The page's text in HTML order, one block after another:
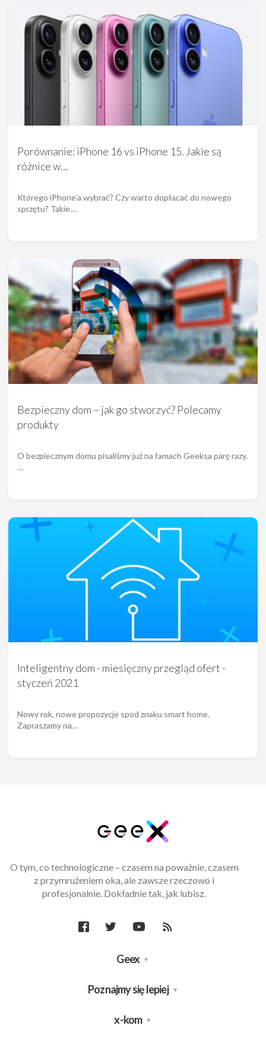
Porównanie: iPhone 16 vs iPhone 15. Jakie są
różnice w…
Którego iPhone’a wybrać? Czy warto dopłacać do nowego
sprzętu? Takie…
Bezpieczny dom – jak go stworzyć? Polecamy
produkty
O bezpiecznym domu pisaliśmy już na łamach Geeksa parę razy.
…
Inteligentny dom - miesięczny przegląd ofert -
styczeń 2021
Nowy rok, nowe propozycje spod znaku smart home.
Zapraszamy na…
O tym, co technologiczne – czasem na poważnie, czasem
z przymrużeniem oka, ale zawsze rzeczowo i
profesjonalnie. Dokładnie tak, jak lubisz.
Geex
Poznajmy się lepiej
x-kom